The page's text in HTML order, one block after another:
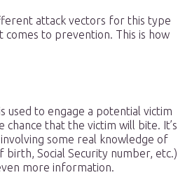
attack vectors for this type
comes to prevention. This is how
used to engage a potential victim
chance that the victim will bite. It’s
some real knowledge of
birth, Social Security number, etc.)
more information.